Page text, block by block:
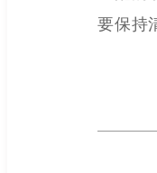
要保持